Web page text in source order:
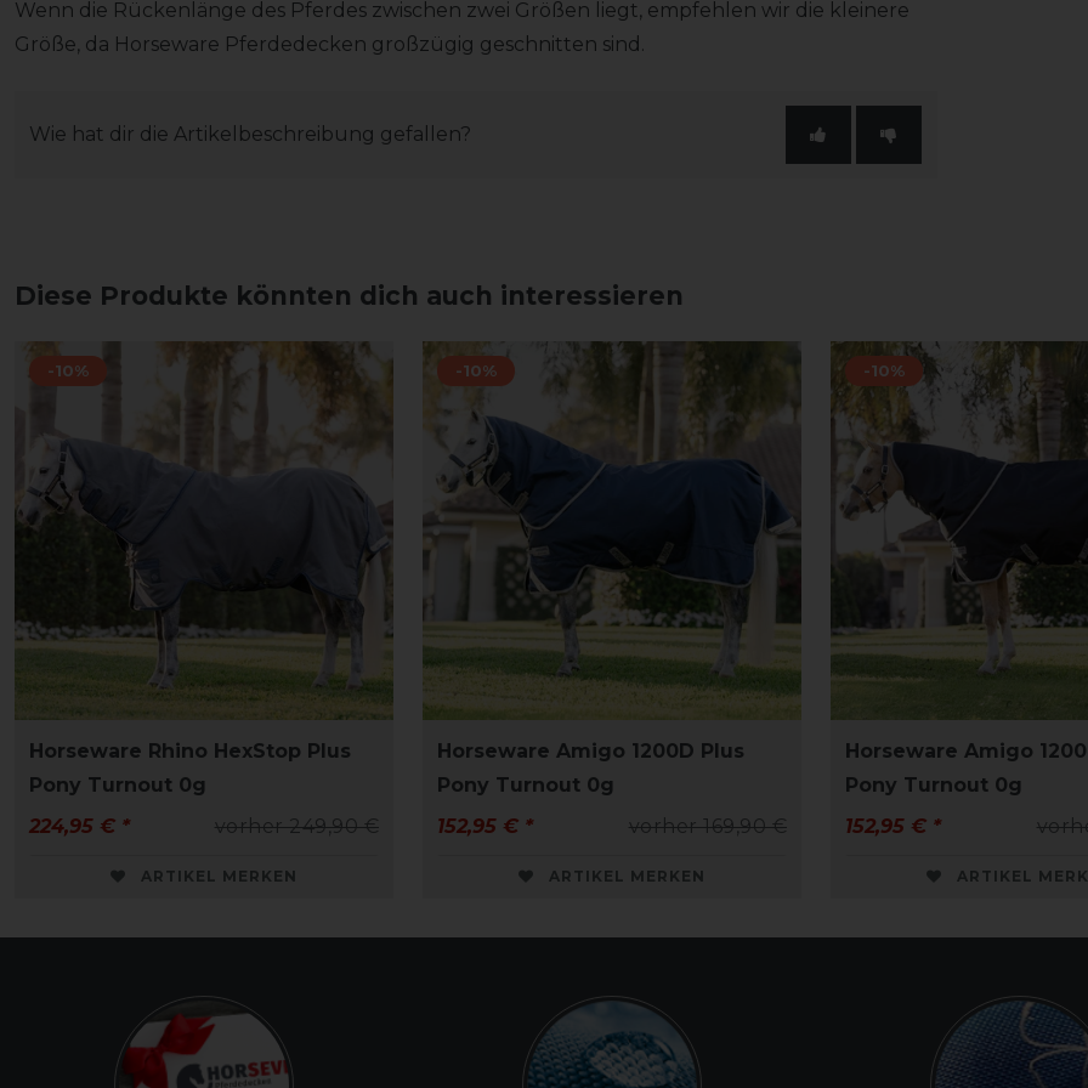
Wenn die Rückenlänge des Pferdes zwischen zwei Größen liegt, empfehlen wir die kleinere
Größe, da Horseware Pferdedecken großzügig geschnitten sind.
Wie hat dir die Artikelbeschreibung gefallen?
Diese Produkte könnten dich auch interessieren
-10%
Horseware Rhino HexStop Plus
Pony Turnout 0g
vorher 249,90 €
224,95 € *
ARTIKEL MERKEN
-10%
Horseware Amigo 1200D Plus
Pony Turnout 0g
vorher 169,90 €
152,95 € *
ARTIKEL MERKEN
-10%
Horseware Amigo
Pony Turnout 0g
152,95 € *
ARTIKEL